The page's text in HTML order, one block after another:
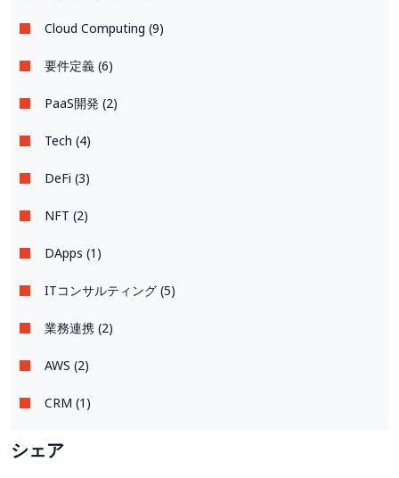
Cloud Computing (9)
要件定義 (6)
PaaS開発 (2)
Tech (4)
DeFi (3)
NFT (2)
DApps (1)
ITコンサルティング (5)
業務連携 (2)
AWS (2)
CRM (1)
シェア